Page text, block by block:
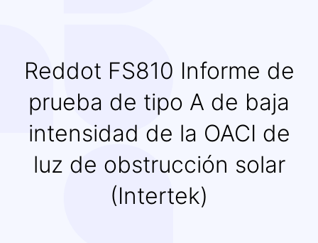
Reddot FS810 Informe de
prueba de tipo A de baja
intensidad de la OACI de
luz de obstrucción solar
(Intertek)